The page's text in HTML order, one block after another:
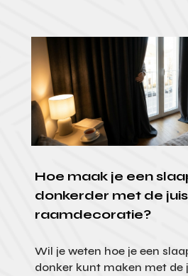
Hoe maak je een
donkerder met de
raamdecoratie?
Wil je weten hoe je een
donker kunt maken met de